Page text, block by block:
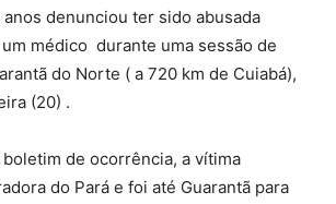
anos denunciou ter sido abusada
médico durante uma sessão de
do Norte ( a 720 km de Cuiabá),
(20) .
de ocorrência, a vítima
do Pará e foi até Guarantã para